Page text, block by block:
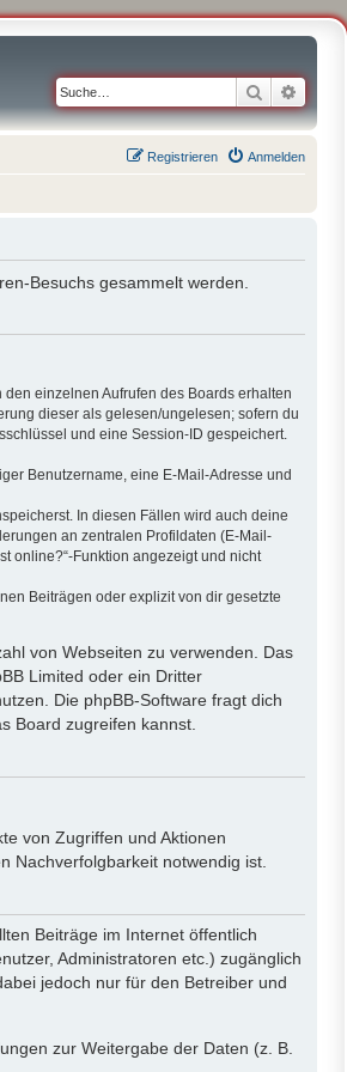
Suche
Anmelden
Registrieren
Besuchs gesammelt werden.
einzelnen Aufrufen des Boards erhalten
dieser als gelesen/ungelesen; sofern du
und eine Session-ID gespeichert.
Benutzername, eine E-Mail-Adresse und
In diesen Fällen wird auch deine
an zentralen Profildaten (E-Mail-
online?“-Funktion angezeigt und nicht
Beiträgen oder explizit von dir gesetzte
von Webseiten zu verwenden. Das
Limited oder ein Dritter
Die phpBB-Software fragt dich
Board zugreifen kannst.
von Zugriffen und Aktionen
Nachverfolgbarkeit notwendig ist.
Beiträge im Internet öffentlich
Administratoren etc.) zugänglich
jedoch nur für den Betreiber und
zur Weitergabe der Daten (z. B.